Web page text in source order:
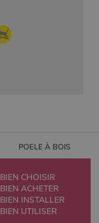
POELE À BOIS
BIEN CHOISIR
BIEN ACHETER
BIEN INSTALLER
BIEN UTILISER